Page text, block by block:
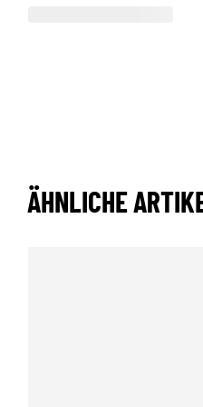
ÄHNLICHE